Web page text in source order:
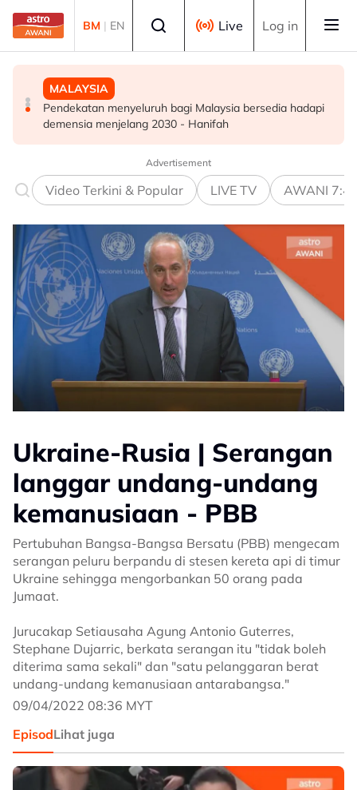
Skip to main content
BM | EN Live Log in
MALAYSIA
Pendekatan menyeluruh bagi Malaysia bersedia hadapi
demensia menjelang 2030 - Hanifah
DUNIA
Kebakaran hutan di Gunung Bromo cecah 60 hektar,
sokongan udara digerakkan
DUNIA
Jerman naikkan anggaran kematian berkaitan haba
kepada hampir 12,000
Advertisement
Video Terkini & Popular LIVE TV AWANI
Ukraine-Rusia | Serangan
langgar undang-undang
kemanusiaan - PBB
Pertubuhan Bangsa-Bangsa Bersatu (PBB) mengecam
serangan peluru berpandu di stesen kereta api di timur
Ukraine sehingga mengorbankan 50 orang pada
Jumaat.
Jurucakap Setiausaha Agung Antonio Guterres,
Stephane Dujarric, berkata serangan itu "tidak boleh
diterima sama sekali" dan "satu pelanggaran berat
undang-undang kemanusiaan antarabangsa."
09/04/2022 08:36 MYT
EpisodLihat juga